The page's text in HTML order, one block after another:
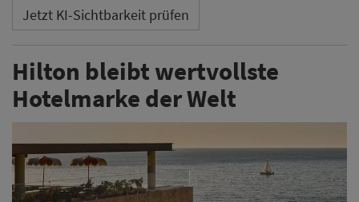
Jetzt KI-Sichtbarkeit prüfen
Hilton bleibt wertvollste
Hotelmarke der Welt